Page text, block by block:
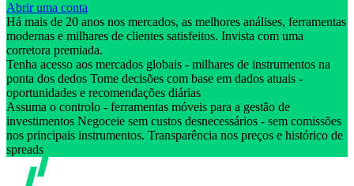
Abrir uma conta
Há mais de 20 anos nos mercados, as melhores análises, ferramentas
modernas e milhares de clientes satisfeitos. Invista com uma
corretora premiada.
Tenha acesso aos mercados globais - milhares de instrumentos na
ponta dos dedos Tome decisões com base em dados atuais -
oportunidades e recomendações diárias
Assuma o controlo - ferramentas móveis para a gestão de
investimentos Negoceie sem custos desnecessários - sem comissões
nos principais instrumentos. Transparência nos preços e histórico de
spreads